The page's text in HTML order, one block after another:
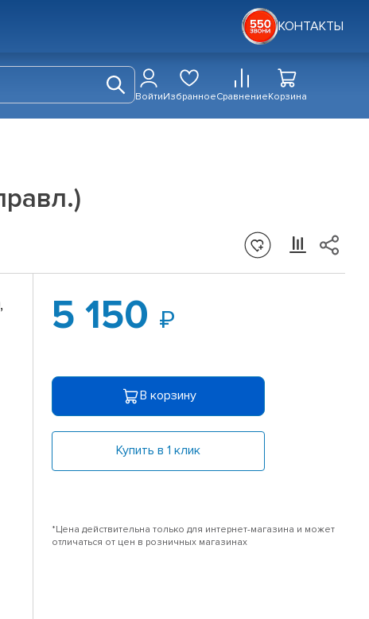
КОНТАКТЫ
ВойтиИзбранноеСравнениеКорзина
5 150
В корзину
Купить в 1 клик
*Цена действительна только для интернет-магазина и может
отличаться от цен в розничных магазинах